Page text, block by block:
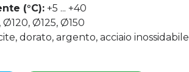
(°C): +5 ... +40
Ø125, Ø150
dorato, argento, acciaio inossidabile